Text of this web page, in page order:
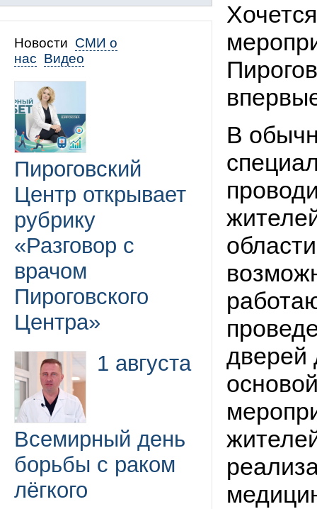
Новости СМИ о
нас Видео
Пироговский
Центр открывает
рубрику
«Разговор с
врачом
Пироговского
Центра»
1 августа
Всемирный день
борьбы с раком
лёгкого
В
дверей